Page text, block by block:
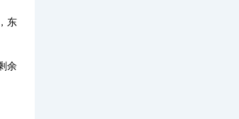
东
余